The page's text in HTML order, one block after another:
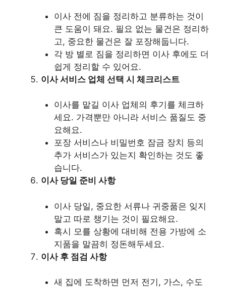
이사 전에 짐을 정리하고 분류하는 것이
큰 도움이 돼요. 필요 없는 물건은 정리하
고, 중요한 물건은 잘 포장해둡니다.
각 방 별로 짐을 정리하면 이사 후에도 더
쉽게 정리할 수 있어요.
이사 서비스 업체 선택 시 체크리스트
이사를 맡길 이사 업체의 후기를 체크하
세요. 가격뿐만 아니라 서비스 품질도 중
요해요.
포장 서비스나 비밀번호 잠금 장치 등의
추가 서비스가 있는지 확인하는 것도 좋
습니다.
이사 당일 준비 사항
이사 당일, 중요한 서류나 귀중품은 잊지
말고 따로 챙기는 것이 필요해요.
혹시 모를 상황에 대비해 전용 가방에 소
지품을 말끔히 정돈해두세요.
이사 후 점검 사항
새 집에 도착하면 먼저 전기, 가스, 수도